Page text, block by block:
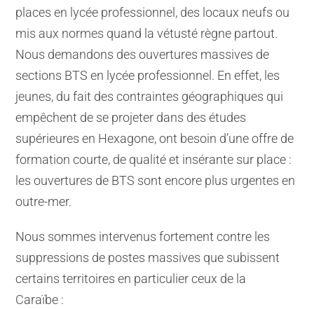
places en lycée professionnel, des locaux neufs ou
mis aux normes quand la vétusté règne partout.
Nous demandons des ouvertures massives de
sections BTS en lycée professionnel. En effet, les
jeunes, du fait des contraintes géographiques qui
empêchent de se projeter dans des études
supérieures en Hexagone, ont besoin d’une offre de
formation courte, de qualité et insérante sur place :
les ouvertures de BTS sont encore plus urgentes en
outre-mer.
Nous sommes intervenus fortement contre les
suppressions de postes massives que subissent
certains territoires en particulier ceux de la
Caraïbe :